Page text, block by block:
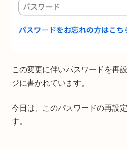
この変更に伴いパスワードを再
ジに書かれています。
今日は、このパスワードの再設
す。